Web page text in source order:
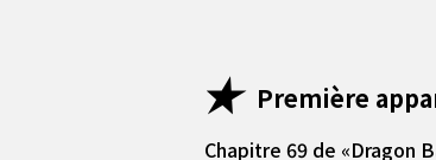
Première
Chapitre 69 de «Dragon